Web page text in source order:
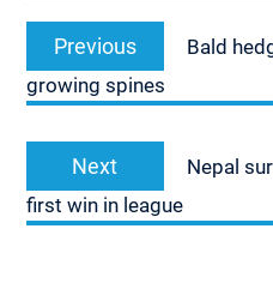
Navigasi
posPrevious
Previous
post:
Bald
growing spines
Next
post:
Nepal
first win in league